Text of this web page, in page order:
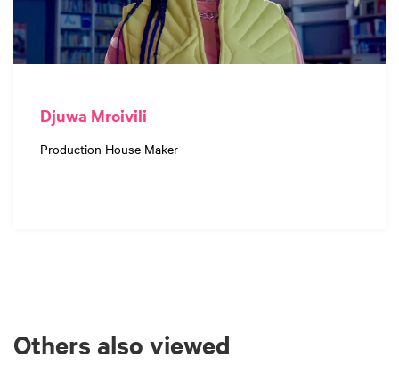
Djuwa Mroivili
Production House Maker
Others also viewed